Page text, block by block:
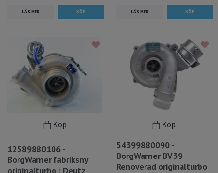
LÄS MER LÄS MER
Köp
12589880106 -
BorgWarner fabriksny
originalturbo : Deutz
Köp
54399880090 -
BorgWarner BV39
Renoverad originalturbo